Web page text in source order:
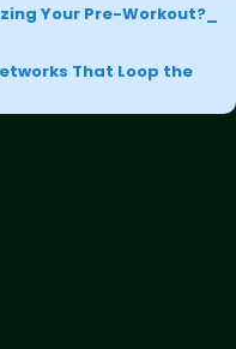
Your Pre-Workout?
That Loop the